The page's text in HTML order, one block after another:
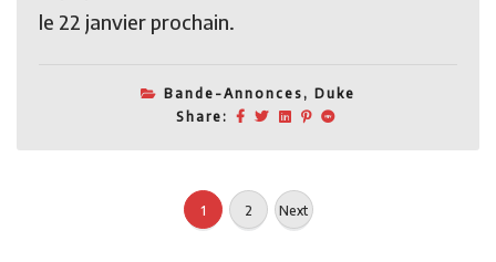
le 22 janvier prochain.
Bande-Annonces, Duke
Share:
Pagination
1 2 Next